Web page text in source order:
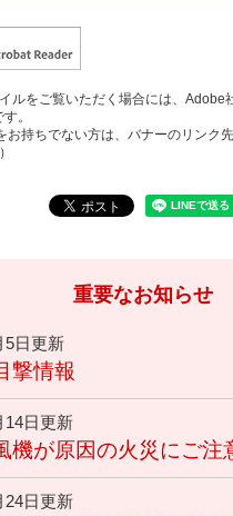
ルをご覧いただく場合には、Adobe
。
お持ちでない方は、バナーのリンク
重要なお知らせ
5日更新
撃情報
14日更新
機が原因の火災にご注
24日更新